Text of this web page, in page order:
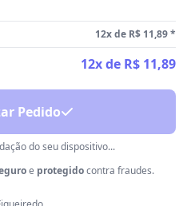
12x de R$ 11,89*
12x de R$ 11,89
Pedido
do seu dispositivo...
e protegidocontra fraudes.